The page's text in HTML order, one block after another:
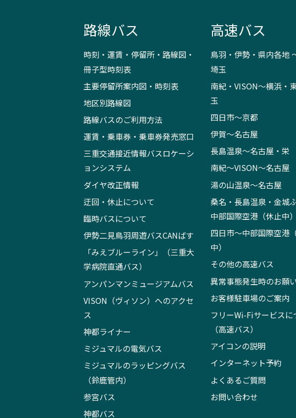
路線バス
時刻・運賃・停留所・路線図・
冊子型時刻表
主要停留所案内図・時刻表
地区別路線図
路線バスのご利用方法
運賃・乗車券・乗車券発売窓口
三重交通接近情報バスロケーシ
ョンシステム
ダイヤ改正情報
迂回・休止について
臨時バスについて
伊勢二見鳥羽周遊バスCANばす
「みえブルーライン」（三重大
学病院直通バス）
アンパンマンミュージアムバス
VISON（ヴィソン）へのアクセ
ス
神都ライナー
ミジュマルの電気バス
ミジュマルのラッピングバス
（鈴鹿管内）
参宮バス
神都バス
高速バス
鳥羽・伊勢・県内各地
埼玉
南紀・VISON～横浜・
玉
四日市～京都
伊賀～名古屋
長島温泉～名古屋・栄
南紀～VISON～名古屋
湯の山温泉～名古屋
桑名・長島温泉・金城
中部国際空港（休止中）
四日市～中部国際空港
中）
その他の高速バス
異常事態発生時のお願
お客様駐車場のご案内
フリーWi-Fiサービスに
（高速バス）
アイコンの説明
インターネット予約
よくあるご質問
お問い合わせ